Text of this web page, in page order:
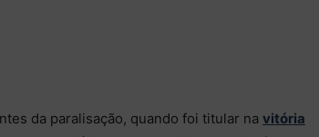
da paralisação, quando foi titular na vitória